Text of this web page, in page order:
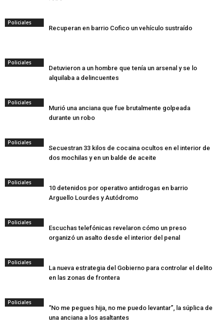
Policiales
Recuperan en barrio Cofico un vehículo sustraído
Policiales
Detuvieron a un hombre que tenía un arsenal y se lo
alquilaba a delincuentes
Policiales
Murió una anciana que fue brutalmente golpeada
durante un robo
Policiales
Secuestran 33 kilos de cocaina ocultos en el interior de
dos mochilas y en un balde de aceite
Policiales
10 detenidos por operativo antidrogas en barrio
Arguello Lourdes y Autódromo
Policiales
Escuchas telefónicas revelaron cómo un preso
organizó un asalto desde el interior del penal
Policiales
La nueva estrategia del Gobierno para controlar el delito
en las zonas de frontera
Policiales
“No me pegues hija, no me puedo levantar”, la súplica de
una anciana a los asaltantes